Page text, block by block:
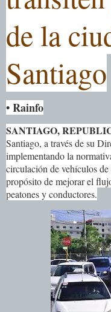
de la
Santiago
• Rainfo
SANTIAGO,
Santiago, a través de su
implementando la
circulación de vehículos de
propósito de mejorar el
peatones y conductores.